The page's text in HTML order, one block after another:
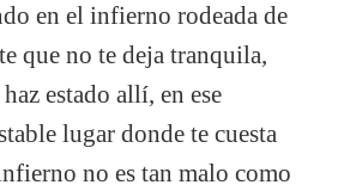
en el infierno rodeada de
que no te deja tranquila,
estado allí, en ese
lugar donde te cuesta
no es tan malo como